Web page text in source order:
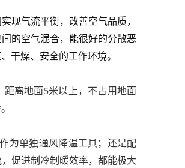
现气流平衡，改善空气品质，
的空气混合，能很好的分散恶
干燥、安全的工作环境。
离地面5米以上，不占用地面
为单独通风降温工具；还是配
促进制冷制暖效率，都能极大